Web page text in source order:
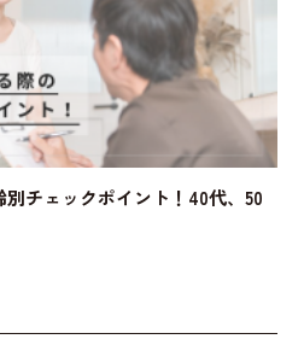
チェックポイント！40代、50